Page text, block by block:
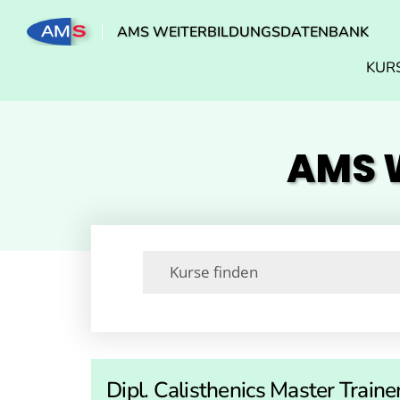
AMS WEITERBILDUNGSDATENBANK
AMS
Dipl. Calisthenics Master